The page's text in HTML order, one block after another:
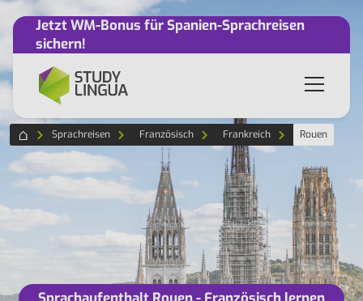
Jetzt WM-Bonus für Spanien-Sprachreisen
sichern!
Sprachreisen Französisch Frankreich Rouen